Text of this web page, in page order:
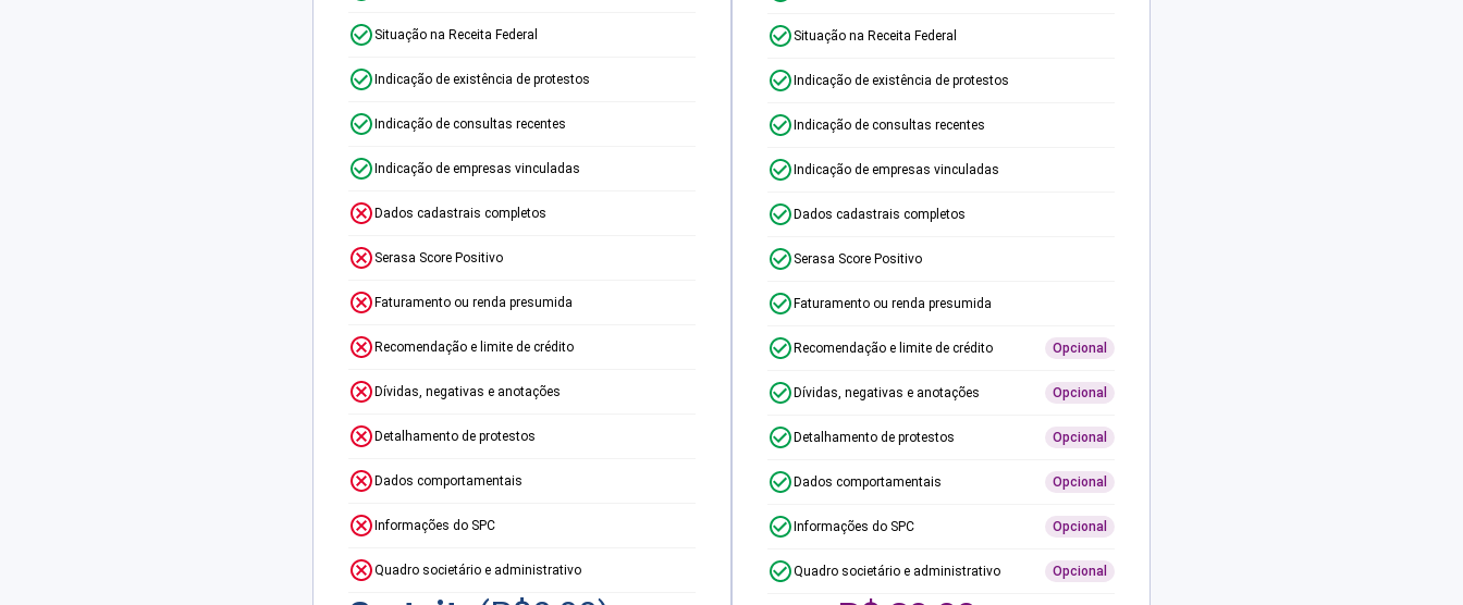
Situação na Receita Federal
Indicação de existência de protestos
Indicação de consultas recentes
Indicação de empresas vinculadas
Dados cadastrais completos
Serasa Score Positivo
Faturamento ou renda presumida
Recomendação e limite de crédito
Dívidas, negativas e anotações
Detalhamento de protestos
Dados comportamentais
Informações do SPC
Quadro societário e administrativo
Situação na Receita Federal
Indicação de existência de protestos
Indicação de consultas recentes
Indicação de empresas vinculadas
Dados cadastrais completos
Serasa Score Positivo
Faturamento ou renda presumida
Recomendação e limite de crédito Opcional
Dívidas, negativas e anotações Opcional
Detalhamento de protestos Opcional
Dados comportamentais Opcional
Informações do SPC Opcional
Quadro societário e administrativo Opcional